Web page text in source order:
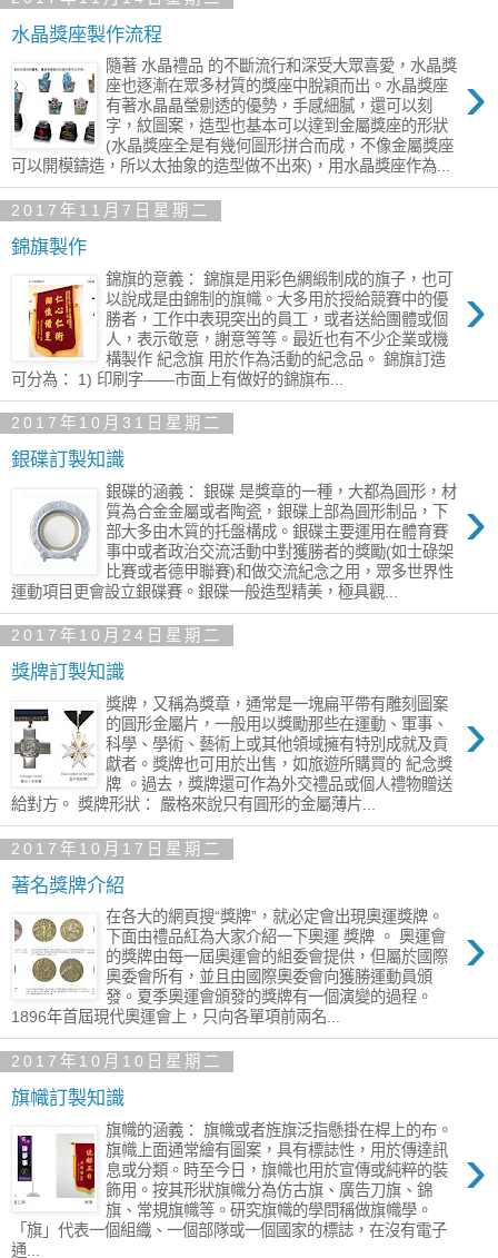
水晶獎座製作流程
›
隨著 水晶禮品 的不斷流行和深受大眾喜愛，水晶獎
座也逐漸在眾多材質的獎座中脫穎而出。水晶獎座
有著水晶晶瑩剔透的優勢，手感細膩，還可以刻
字，紋圖案，造型也基本可以達到金屬獎座的形狀
(水晶獎座全是有幾何圖形拼合而成，不像金屬獎座
可以開模鑄造，所以太抽象的造型做不出來)，用水晶獎座作為...
2017年11月7日星期二
錦旗製作
›
錦旗的意義： 錦旗是用彩色綢緞制成的旗子，也可
以說成是由錦制的旗幟。大多用於授給競賽中的優
勝者，工作中表現突出的員工，或者送給團體或個
人，表示敬意，謝意等等。最近也有不少企業或機
構製作 紀念旗 用於作為活動的紀念品。 錦旗訂造
可分為： 1) 印刷字——市面上有做好的錦旗布...
2017年10月31日星期二
銀碟訂製知識
›
銀碟的涵義： 銀碟 是獎章的一種，大都為圓形，材
質為合金金屬或者陶瓷，銀碟上部為圓形制品，下
部大多由木質的托盤構成。銀碟主要運用在體育賽
事中或者政治交流活動中對獲勝者的獎勵(如士碌架
比賽或者德甲聯賽)和做交流紀念之用，眾多世界性
運動項目更會設立銀碟賽。銀碟一般造型精美，極具觀...
2017年10月24日星期二
獎牌訂製知識
›
獎牌，又稱為獎章，通常是一塊扁平帶有雕刻圖案
的圓形金屬片，一般用以獎勵那些在運動、軍事、
科學、學術、藝術上或其他領域擁有特別成就及貢
獻者。獎牌也可用於出售，如旅遊所購買的 紀念獎
牌 。過去，獎牌還可作為外交禮品或個人禮物贈送
給對方。 獎牌形狀： 嚴格來說只有圓形的金屬薄片...
2017年10月17日星期二
著名獎牌介紹
›
在各大的網頁搜“獎牌”，就必定會出現奧運獎牌。
下面由禮品紅為大家介紹一下奧運 獎牌 。 奧運會
的獎牌由每一屆奧運會的組委會提供，但屬於國際
奧委會所有，並且由國際奧委會向獲勝運動員頒
發。夏季奧運會頒發的獎牌有一個演變的過程。
1896年首屆現代奧運會上，只向各單項前兩名...
2017年10月10日星期二
旗幟訂製知識
›
旗幟的涵義： 旗幟或者旌旗泛指懸掛在桿上的布。
旗幟上面通常繪有圖案，具有標誌性，用於傳達訊
息或分類。時至今日，旗幟也用於宣傳或純粹的裝
飾用。按其形狀旗幟分為仿古旗、廣告刀旗、錦
旗、常規旗幟等。研究旗幟的學問稱做旗幟學。
「旗」代表一個組織、一個部隊或一個國家的標誌，在沒有電子
通...